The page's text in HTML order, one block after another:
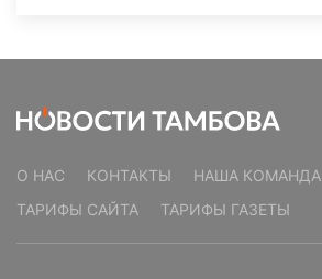
О НАС КОНТАКТЫ НАША КОМАНДА
ТАРИФЫ САЙТА
ТАРИФЫ ГАЗЕТЫ